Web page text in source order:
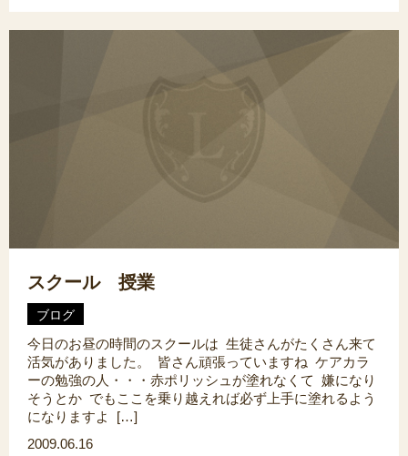
スクール 授業
ブログ
今日のお昼の時間のスクールは 生徒さんがたくさん来て
活気がありました。 皆さん頑張っていますね ケアカラ
ーの勉強の人・・・赤ポリッシュが塗れなくて 嫌になり
そうとか でもここを乗り越えれば必ず上手に塗れるよう
になりますよ […]
2009.06.16